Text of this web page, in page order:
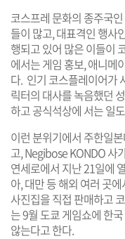
코스프레 문화의 종주국
들이 많고, 대표격인 행사
행되고 있어 많은 이들이
에서는 게임 홍보, 애니메
다. 인기 코스플레이어가
릭터의 대사를 녹음했던
하고 공식석상에 서는 일
이런 분위기에서 주한일
고, Negibose KONDO 사
연세로에서 지난 21일에
아, 대만 등 해외 여러 곳
사진집을 직접 판매하고
는 9월 도쿄 게임쇼에 한
않는다고 한다.